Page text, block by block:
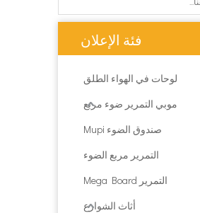
فئة الإعلان
لوحات في الهواء الطلق
موبي التمرير ضوء مربع
صندوق الضوء Mupi
التمرير مربع الضوء
التمرير Mega Board
أثاث الشوارع